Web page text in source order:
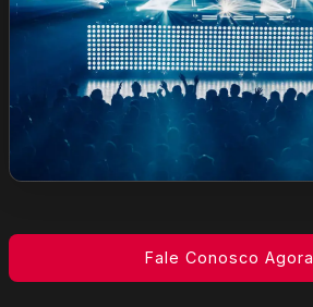
Fale Conosco Agora